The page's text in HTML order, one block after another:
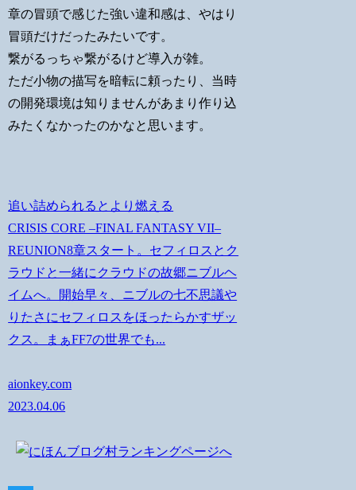
章の冒頭で感じた強い違和感は、やはり
冒頭だけだったみたいです。
繋がるっちゃ繋がるけど導入が雑。
ただ小物の描写を暗転に頼ったり、当時
の開発環境は知りませんがあまり作り込
みたくなかったのかなと思います。
追い詰められるとより燃える
CRISIS CORE –FINAL FANTASY VII–
REUNION8章スタート。セフィロスとク
ラウドと一緒にクラウドの故郷ニブルヘ
イムへ。開始早々、ニブルの七不思議や
りたさにセフィロスをほったらかすザッ
クス。まぁFF7の世界でも...
aionkey.com
2023.04.06